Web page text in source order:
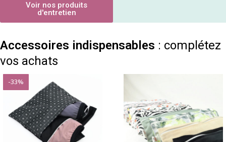
Voir nos produits
d'entretien
Accessoires indispensables : complétez
vos achats
-33%